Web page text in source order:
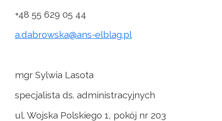
+48 55 629 05 44
a.dabrowska@ans-elblag.pl
mgr Sylwia Lasota
specjalista ds. administracyjnych
ul. Wojska Polskiego 1, pokój nr 203